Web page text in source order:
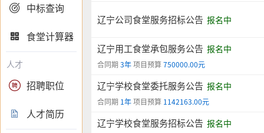
 中标查询
 食堂计算器
人才
 招聘职位
 人才简历
辽宁公司食堂服务招标公告 报名中
辽宁用工食堂承包服务公告 报名中
合同期 3年项目预算750000.00元
辽宁学校食堂委托服务公告 报名中
合同期 1年项目预算 1142163.00元
辽宁学校食堂服务招标公告 报名中